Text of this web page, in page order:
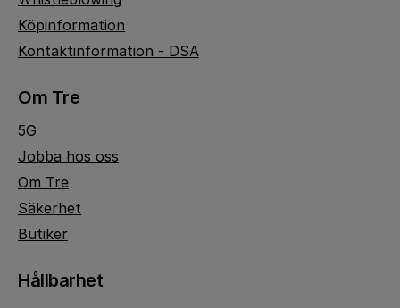
Köpinformation
Kontaktinformation - DSA
Om Tre
5G
Jobba hos oss
Om Tre
Säkerhet
Butiker
Hållbarhet